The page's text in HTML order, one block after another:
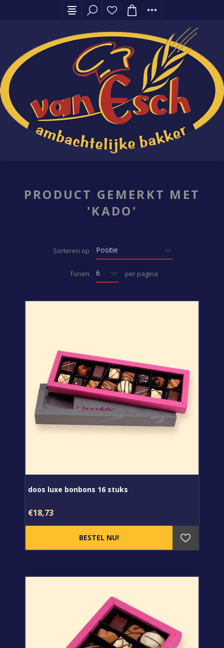
PRODUCT GEMERKT MET
'KADO'
Sorteren op
Tonen per pagina
doos luxe bonbons 16 stuks
€18,73